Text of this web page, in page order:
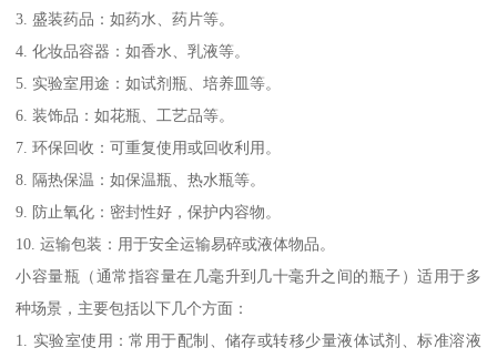
3. 盛装药品：如药水、药片等。
4. 化妆品容器：如香水、乳液等。
5. 实验室用途：如试剂瓶、培养皿等。
6. 装饰品：如花瓶、工艺品等。
7. 环保回收：可重复使用或回收利用。
8. 隔热保温：如保温瓶、热水瓶等。
9. 防止氧化：密封性好，保护内容物。
10. 运输包装：用于安全运输易碎或液体物品。
小容量瓶（通常指容量在几毫升到几十毫升之间的瓶子）适用于多
种场景，主要包括以下几个方面：
1. 实验室使用：常用于配制、储存或转移少量液体试剂、标准溶液